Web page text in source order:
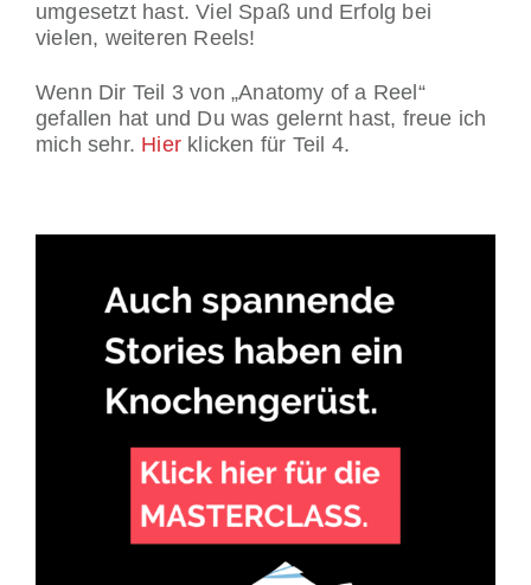
umgesetzt hast. Viel Spaß und Erfolg bei
vielen, weiteren Reels!
Wenn Dir Teil 3 von „Anatomy of a Reel“
gefallen hat und Du was gelernt hast, freue ich
mich sehr. Hier klicken für Teil 4.